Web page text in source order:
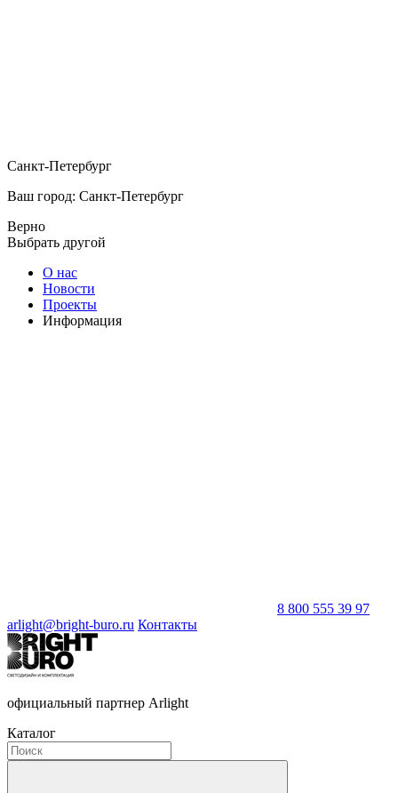
Санкт-Петербург
Ваш город: Санкт-Петербург
Верно
Выбрать другой
О нас
Новости
Проекты
Информация
8 800 555 39 97
arlight@bright-buro.ru Контакты
официальный партнер Arlight
Каталог